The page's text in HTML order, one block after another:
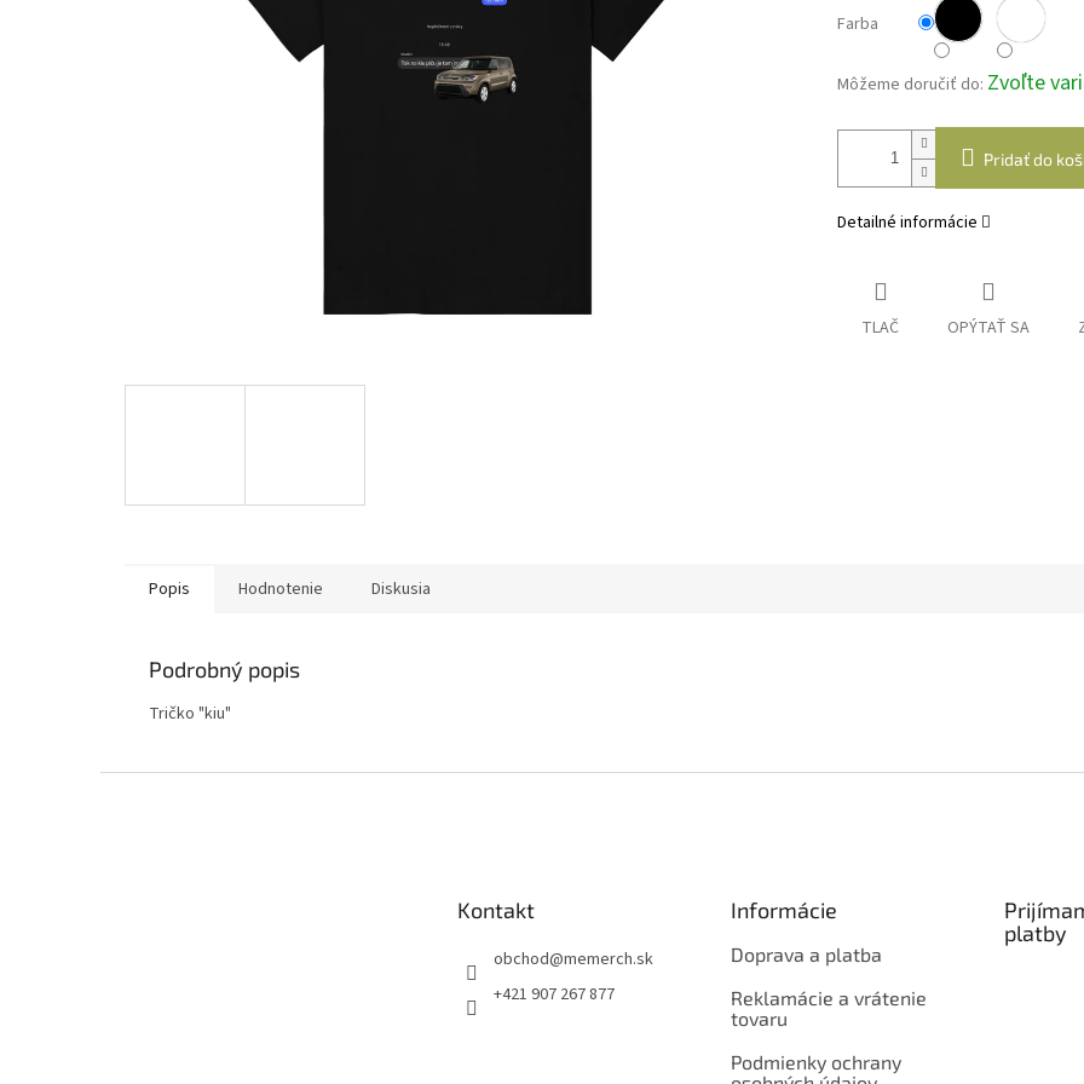
Farba
Môžeme doručiť do: Zvoľte
Pridať do
Detailné informácie
TLAČ OPÝTAŤ SA
Popis Hodnotenie Diskusia
Podrobný popis
Tričko "kiu"
Kontakt
obchod@memerch.sk
+421 907 267 877
Informácie
Doprava a platba
Reklamácie a vrátenie
tovaru
Podmienky ochrany
platby